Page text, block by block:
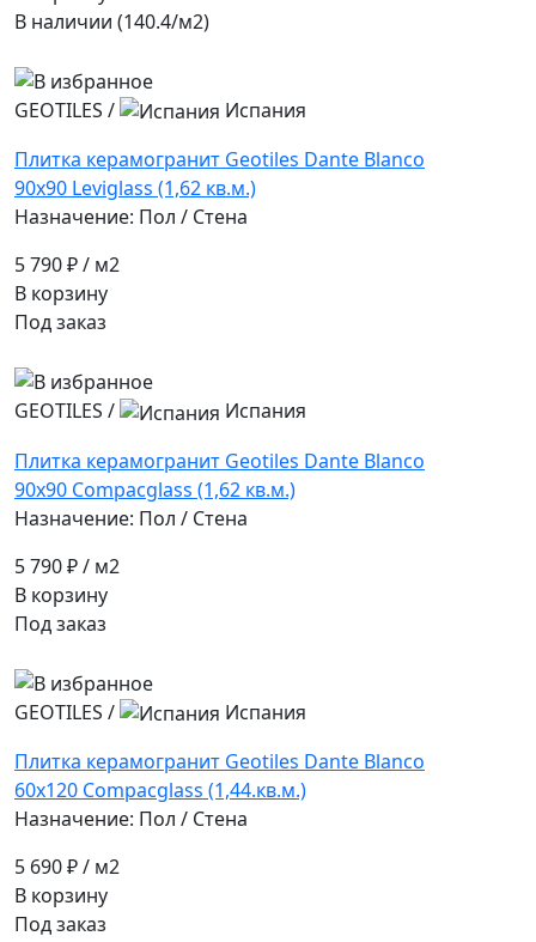
В наличии (140.4/м2)
GEOTILES /
Испания
Плитка керамогранит Geotiles Dante Blanco
90x90 Leviglass (1,62 кв.м.)
Назначение: Пол / Стена
5 790 ₽/ м2
В корзину
Под заказ
GEOTILES /
Испания
Плитка керамогранит Geotiles Dante Blanco
90x90 Compacglass (1,62 кв.м.)
Назначение: Пол / Стена
5 790 ₽/ м2
В корзину
Под заказ
GEOTILES /
Испания
Плитка керамогранит Geotiles Dante Blanco
60x120 Compacglass (1,44.кв.м.)
Назначение: Пол / Стена
5 690 ₽/ м2
В корзину
Под заказ